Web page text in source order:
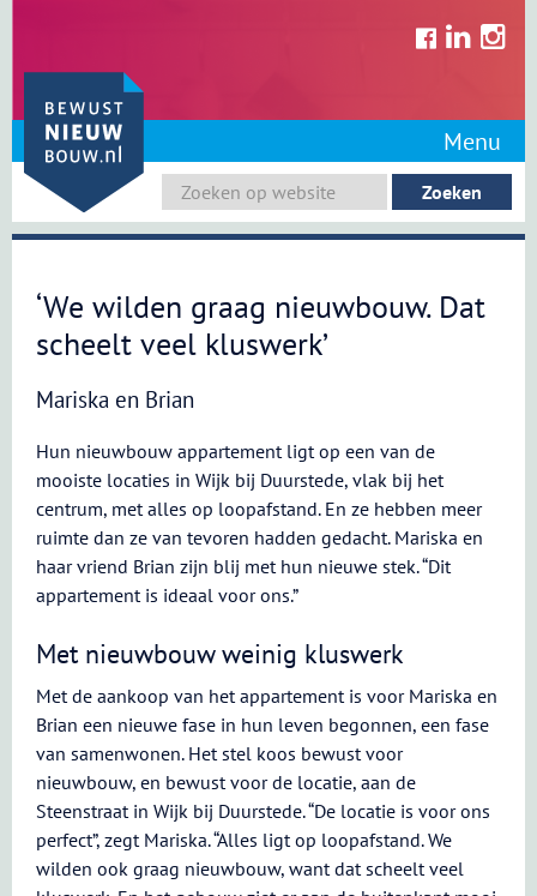
content
Menu
‘We wilden graag nieuwbouw. Dat
scheelt veel kluswerk’
Mariska en Brian
Hun nieuwbouw appartement ligt op een van de
mooiste locaties in Wijk bij Duurstede, vlak bij het
centrum, met alles op loopafstand. En ze hebben meer
ruimte dan ze van tevoren hadden gedacht. Mariska en
haar vriend Brian zijn blij met hun nieuwe stek. “Dit
appartement is ideaal voor ons.”
Met nieuwbouw weinig kluswerk
Met de aankoop van het appartement is voor Mariska en
Brian een nieuwe fase in hun leven begonnen, een fase
van samenwonen. Het stel koos bewust voor
nieuwbouw, en bewust voor de locatie, aan de
Steenstraat in Wijk bij Duurstede. “De locatie is voor ons
perfect”, zegt Mariska. “Alles ligt op loopafstand. We
wilden ook graag nieuwbouw, want dat scheelt veel